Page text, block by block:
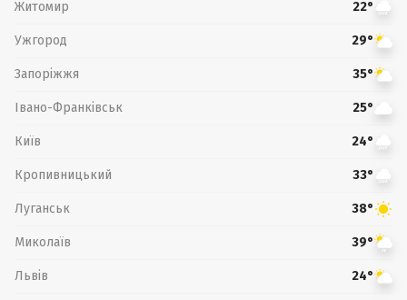
Житомир 22°
Ужгород 29°
Запоріжжя 35°
Івано-Франківськ 25°
Київ 24°
Кропивницький 33°
Луганськ 38°
Миколаїв 39°
Львів 24°